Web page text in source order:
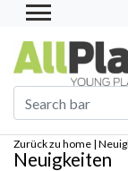
Zurück zu home |
Neuigkeiten